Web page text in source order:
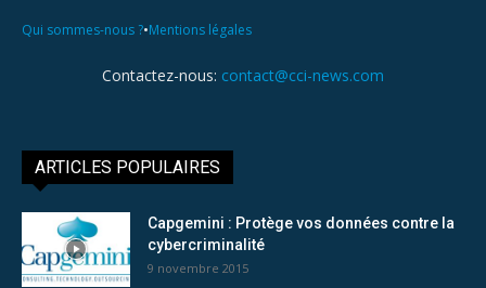
Qui sommes-nous ?•Mentions légales
Contactez-nous: contact@cci-news.com
ARTICLES POPULAIRES
Capgemini : Protège vos données contre la
cybercriminalité
9 novembre 2015